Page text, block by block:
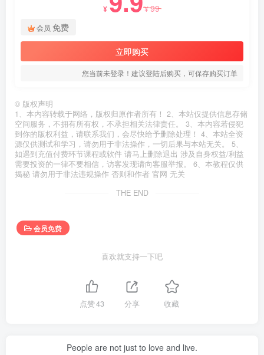
¥ ¥99
会员 免费
立即购买
您当前未登录！建议登陆后购买，可保存购买订单
© 版权声明
1、本内容转载于网络，版权归原作者所有！ 2、本站仅提供信息存储
空间服务，不拥有所有权，不承担相关法律责任。 3、本内容若侵犯
到你的版权利益，请联系我们，会尽快给予删除处理！ 4、本站全资
源仅供测试和学习，请勿用于非法操作，一切后果与本站无关。 5、
如遇到充值付费环节课程或软件 请马上删除退出 涉及自身权益/利益
需要投资的一律不要相信，访客发现请向客服举报。 6、本教程仅供
揭秘 请勿用于非法违规操作 否则和作者 官网 无关
THE END
会员免费
喜欢就支持一下吧
点赞43 分享 收藏
People are not just to love and live.